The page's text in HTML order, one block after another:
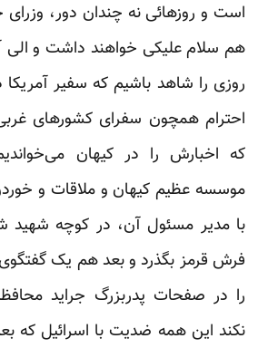
است و روزهائی نه چندان دور، وزرای
هم سلام علیکی خواهند داشت و الی
روزی را شاهد باشیم که سفیر آمریکا
احترام همچون سفرای کشورهای
که اخبارش را در کیهان
موسسه عظیم کیهان و ملاقات و
با مدیر مسئول آن، در کوچه شهید
فرش قرمز بگذرد و بعد هم یک
را در صفحات پدربزرگ جراید
نکند این همه ضدیت با اسرائیل که